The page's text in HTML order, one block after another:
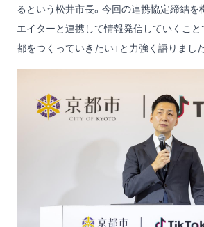
るという松井市長。今回の連携協定締結を
エイターと連携して情報発信していくこと
都をつくっていきたい」と力強く語りました